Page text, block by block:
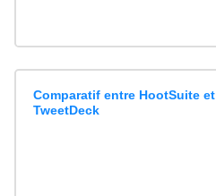
Comparatif entre HootSuite et
TweetDeck